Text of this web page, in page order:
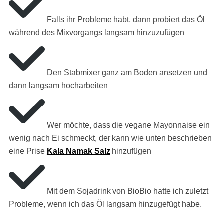
Falls ihr Probleme habt, dann probiert das Öl
während des Mixvorgangs langsam hinzuzufügen
Den Stabmixer ganz am Boden ansetzen und
dann langsam hocharbeiten
Wer möchte, dass die vegane Mayonnaise ein
wenig nach Ei schmeckt, der kann wie unten beschrieben
eine Prise Kala Namak Salzhinzufügen
Mit dem Sojadrink von BioBio hatte ich zuletzt
Probleme, wenn ich das Öl langsam hinzugefügt habe.